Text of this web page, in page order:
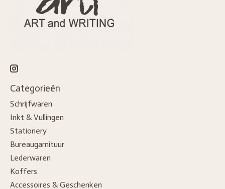
Categorieën
Schrijfwaren
Inkt & Vullingen
Stationery
Bureaugarnituur
Lederwaren
Koffers
Accessoires & Geschenken